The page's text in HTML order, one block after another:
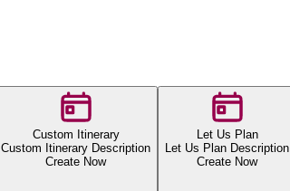
Custom Itinerary
Custom Itinerary Description
Create Now
Let Us Plan
Let Us Plan Description
Create Now